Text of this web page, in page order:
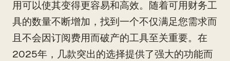
用可以使其变得更容易和高效。随着可用财务工
具的数量不断增加，找到一个不仅满足您需求而
且不会因订阅费用而破产的工具至关重要。在
2025年，几款突出的选择提供了强大的功能而